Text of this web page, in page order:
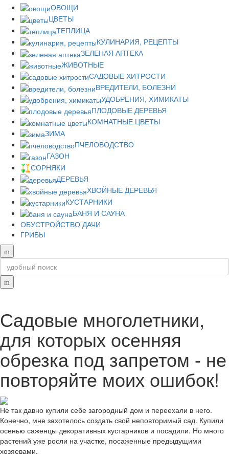
ОВОЩИ
ЦВЕТЫ
ТЕПЛИЦА
КУЛИНАРИЯ, РЕЦЕПТЫ
ЗЕЛЕНАЯ АПТЕКА
ЖИВОТНЫЕ
САДОВЫЕ ХИТРОСТИ
ВРЕДИТЕЛИ, БОЛЕЗНИ
УДОБРЕНИЯ, ХИМИКАТЫ
ПЛОДОВЫЕ ДЕРЕВЬЯ
КОМНАТНЫЕ ЦВЕТЫ
ЗИМА
ПЧЕЛОВОДСТВО
ГАЗОН
СОРНЯКИ
ДЕРЕВЬЯ
ХВОЙНЫЕ ДЕРЕВЬЯ
КУСТАРНИКИ
БАНЯ И САУНА
ОБУСТРОЙСТВО ДАЧИ
ГРИБЫ
Садовые многолетники,
для которых осенняя
обрезка под запретом - не
повторяйте моих ошибок!
Не так давно купили себе загородный дом и переехали в него.
Конечно, мне захотелось создать свой неповторимый сад. Купили
осенью саженцы декоративных кустарников и посадили. Но много
растений уже росли на участке, посаженные предыдущими
хозяевами.